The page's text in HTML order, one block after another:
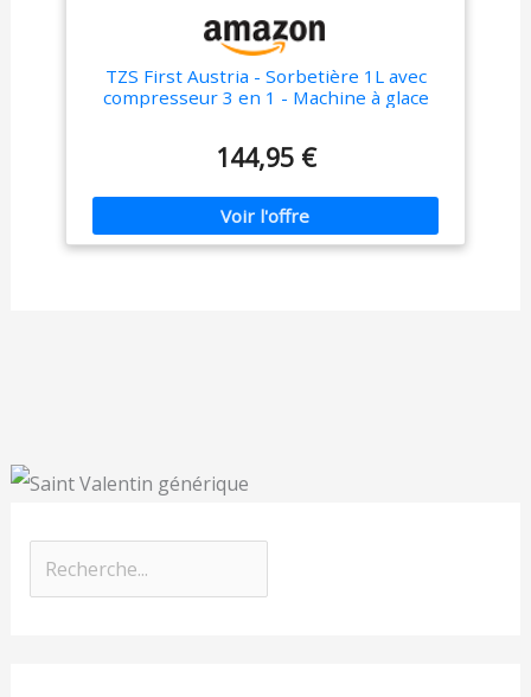
TZS First Austria - Sorbetière 1L avec
compresseur 3 en 1 - Machine à glace
avec recettes, doseur et spatule
144,95 €